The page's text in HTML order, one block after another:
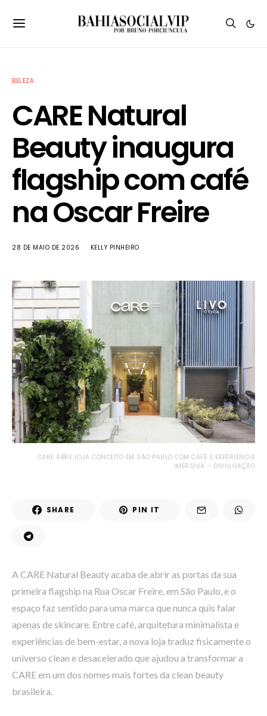
BELEZA
CARE Natural
Beauty inaugura
flagship com café
na Oscar Freire
28 DE MAIO DE 2026 KELLY PINHEIRO
CARE ABRE LOJA CONCEITO EM SÃO PAULO COM CAFÉ E EXPERIÊNCIA
IMERSIVA – DIVULGAÇÃO
SHARE PIN IT
A CARE Natural Beauty acaba de abrir as portas da sua
primeira flagship na Rua Oscar Freire, em São Paulo, e o
espaço faz sentido para uma marca que nunca quis falar
apenas de skincare. Entre café, arquitetura minimalista e
experiências de bem-estar, a nova loja traduz fisicamente o
universo clean e desacelerado que ajudou a transformar a
CARE em um dos nomes mais fortes da clean beauty
brasileira.